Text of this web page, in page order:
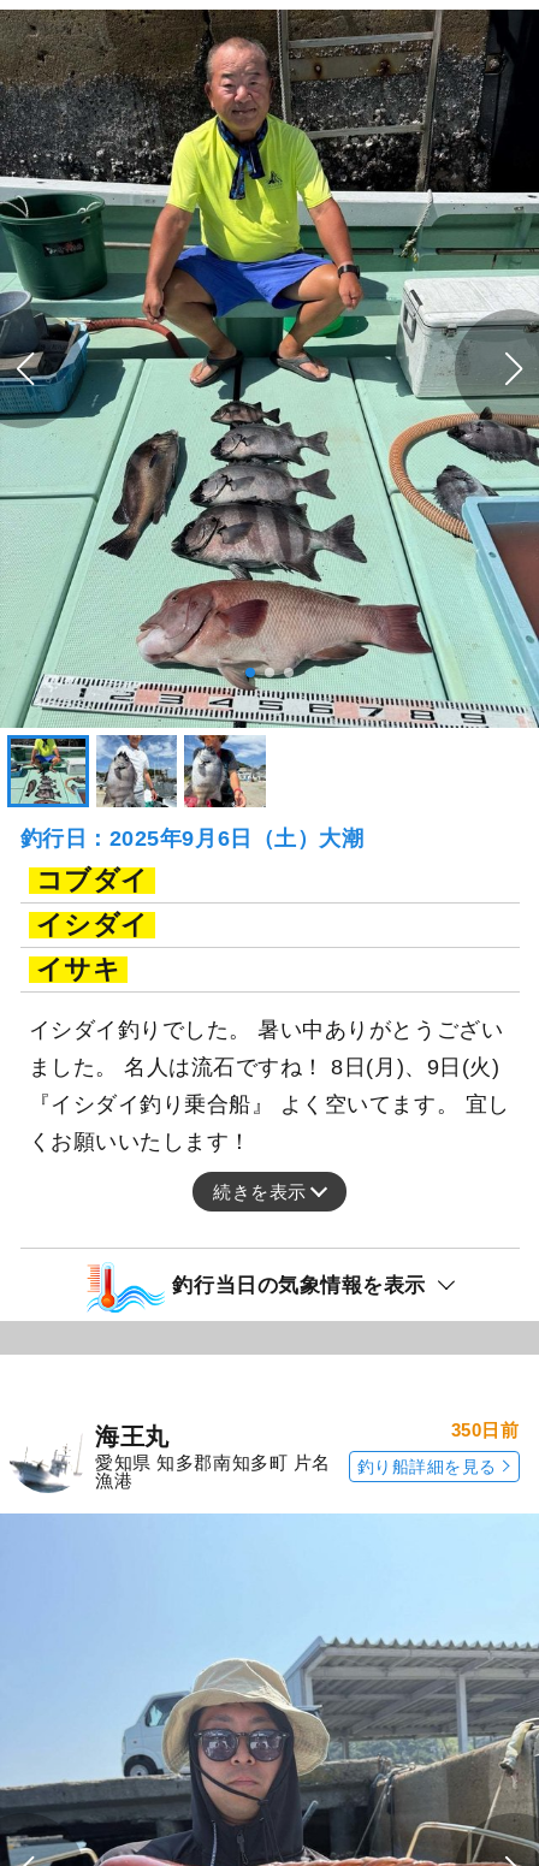
釣行日：2025年9月6日（土）大潮
コブダイ
イシダイ
イサキ
イシダイ釣りでした。 暑い中ありがとうござい
ました。 名人は流石ですね！ 8日(月)、9日(火)
『イシダイ釣り乗合船』 よく空いてます。 宜し
くお願いいたします！
続きを表示
釣行当日の気象情報を表示
海王丸
愛知県 知多郡南知多町 片名
漁港
350日前
釣り船詳細を見る